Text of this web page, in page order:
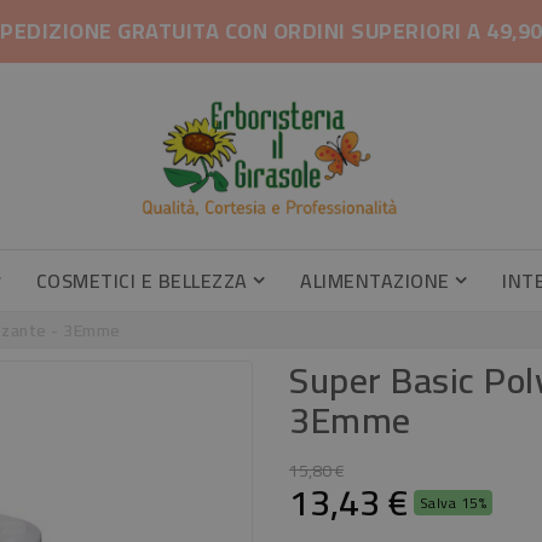
GRATUITA CON ORDINI SUPERIORI A
COSMETICI E BELLEZZA ALIMENTAZIONE
Super Basic
3Emme
15,80 €
13,43 € Salva 15%